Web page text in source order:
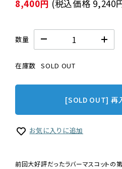
8,400円 (税込価格 9,240
数量
在庫数 SOLD OUT
[SOLD OUT] 再
お気に入りに追加
前回大好評だったラバーマスコットの